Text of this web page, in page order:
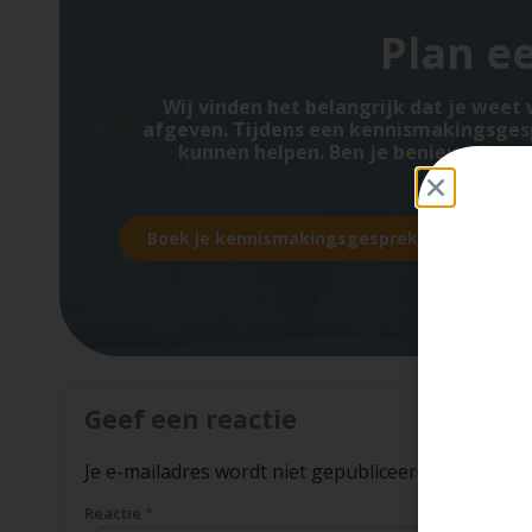
Plan
Wij vinden het belangrijk dat je weet
afgeven. Tijdens een
kunnen helpen. Ben je benieuwd
Boek je kennismakingsgesprek
Geef een reactie
Je e-mailadres wordt niet gepubliceerd.
Reactie *